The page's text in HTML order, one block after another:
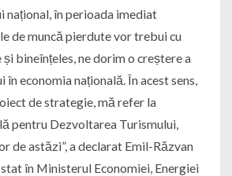
național, în perioada imediat
de muncă pierdute vor trebui cu
bineînțeles, ne dorim o creștere a
economia națională. În acest sens,
de strategie, mă refer la
pentru Dezvoltarea Turismului,
de astăzi”, a declarat Emil-Răzvan
în Ministerul Economiei, Energiei